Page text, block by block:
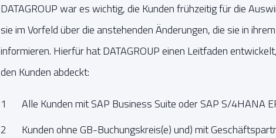
DATAGROUP war es wichtig, die Kunden frühzeitig für die
sie im Vorfeld über die anstehenden Änderungen, die sie in
informieren. Hierfür hat DATAGROUP einen Leitfaden
den Kunden abdeckt:
Alle Kunden mit SAP Business Suite oder SAP S/4HANA
Kunden ohne GB-Buchungskreis(e) und) mit